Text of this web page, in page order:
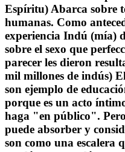
Espíritu) Abarca sobre
humanas. Como
experiencia Indú (mía)
sobre el sexo que
parecer les dieron
mil millones de indús)
son ejemplo de
porque es un acto
haga "en público".
puede absorber y
son como una escalera